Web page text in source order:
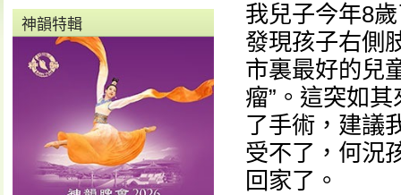
神韻特輯
我兒子今年8
發現孩子右側
市裏最好的兒
瘤”。這突如
了手術，建議
受不了，何況
回家了。